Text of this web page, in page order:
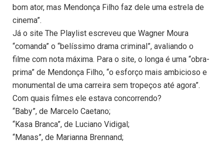
bom ator, mas Mendonça Filho faz dele uma estrela de
cinema”.
Já o site The Playlist escreveu que Wagner Moura
“comanda” o “belíssimo drama criminal”, avaliando o
filme com nota máxima. Para o site, o longa é uma “obra-
prima” de Mendonça Filho, “o esforço mais ambicioso e
monumental de uma carreira sem tropeços até agora”.
Com quais filmes ele estava concorrendo?
“Baby”, de Marcelo Caetano;
“Kasa Branca”, de Luciano Vidigal;
“Manas”, de Marianna Brennand;